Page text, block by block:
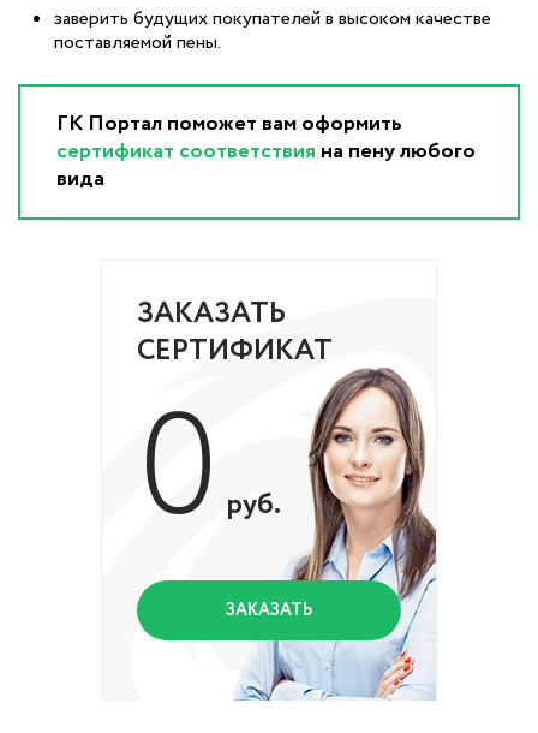
заверить будущих покупателей в высоком качестве
поставляемой пены.
ГК Портал поможет вам оформить
сертификат соответствия на пену любого
вида
ЗАКАЗАТЬ
СЕРТИФИКАТ
0 руб.
ЗАКАЗАТЬ